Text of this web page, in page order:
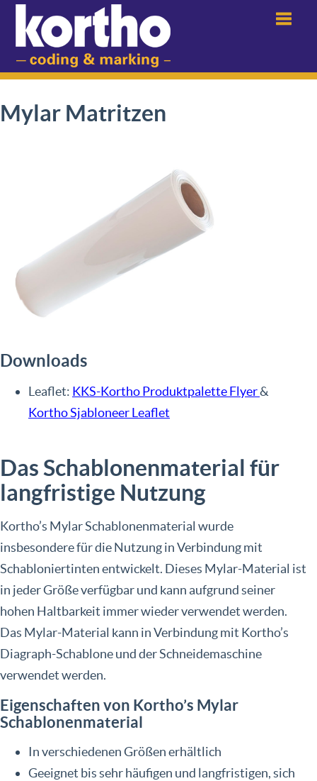
Mylar Matritzen
Downloads
Leaflet: KKS-Kortho Produktpalette Flyer&
Kortho Sjabloneer Leaflet
Das Schablonenmaterial für
langfristige Nutzung
Kortho’s Mylar Schablonenmaterial wurde
insbesondere für die Nutzung in Verbindung mit
Schabloniertinten entwickelt. Dieses Mylar-Material ist
in jeder Größe verfügbar und kann aufgrund seiner
hohen Haltbarkeit immer wieder verwendet werden.
Das Mylar-Material kann in Verbindung mit Kortho’s
Diagraph-Schablone und der Schneidemaschine
verwendet werden.
Eigenschaften von Kortho’s Mylar
Schablonenmaterial
In verschiedenen Größen erhältlich
Geeignet bis sehr häufigen und langfristigen, sich